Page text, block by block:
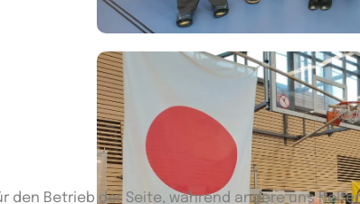
Betrieb der Seite, während andere uns